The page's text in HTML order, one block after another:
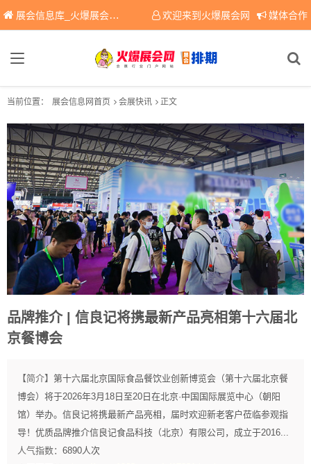
展会信息库_火爆展会网免费展会信息查询平台，提供专业会展服务！ 欢迎来到火爆展会网 媒体合作
当前位置： 展会信息网首页 会展快讯 正文
品牌推介 | 信良记将携最新产品亮相第十六届北
京餐博会
【简介】 第十六届北京国际食品餐饮业创新博览会（第十六届北京餐
博会）将于2026年3月18日至20日在北京·中国国际展览中心（朝阳
馆）举办。信良记将携最新产品亮相，届时欢迎新老客户莅临参观指
导！优质品牌推介信良记食品科技（北京）有限公司，成立于2016...
人气指数： 6890人次